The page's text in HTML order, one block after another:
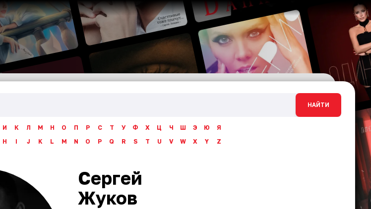
НАЙТИ
И К Л М Н О П Р С Т У Ф Х Ц Ч Ш Э Ю
Я
H I J K L M N O P Q R S T U V W X Y Z
Сергей
Жуков